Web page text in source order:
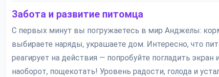
Забота и развитие питомца
С первых минут вы погружаетесь в мир Анджелы:
выбираете наряды, украшаете дом. Интересно, что
реагирует на действия — попробуйте погладить экран
наоборот, пощекотать! Уровень радости, голода и